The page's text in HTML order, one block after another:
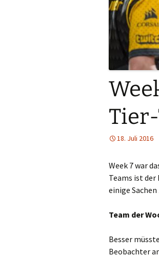
18. Juli 2016
Week 7 war
Teams ist der
einige
Team der
Besser
Beobachter